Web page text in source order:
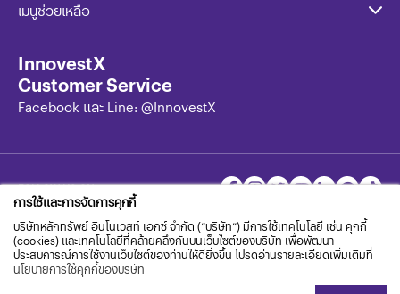
เมนูช่วยเหลือ
InnovestX
Customer Service
Facebook และ Line: @InnovestX
InnovestX
ครบทุกเรื่องทั้งเครื่องมือ ข้อมูล เพื่อคว้าทุกโอกาสการลงทุนทั่ว
FOLLOW US ON
การใช้และการจัดการคุกกี้
บริษัทหลักทรัพย์ อินโนเวสท์ เอกซ์ จำกัด (“บริษัท”) มีการใช้เทคโนโลยี เช่น คุกกี้
(cookies) และเทคโนโลยีที่คล้ายคลึงกันบนเว็บไซต์ของบริษัท เพื่อพัฒนา
ประสบการณ์การใช้งานเว็บไซต์ของท่านให้ดียิ่งขึ้น โปรดอ่านรายละเอียดเพิ่มเติมที่
นโยบายการใช้คุกกี้ของบริษัท